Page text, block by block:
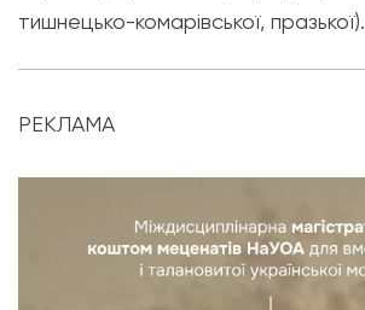
тишнецько-комарівської, празької).
РЕКЛАМА